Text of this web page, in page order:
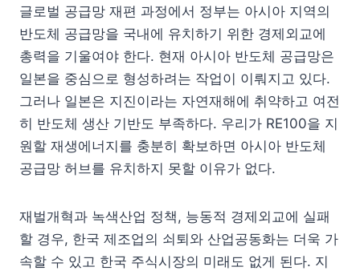
글로벌 공급망 재편 과정에서 정부는 아시아 지역의
반도체 공급망을 국내에 유치하기 위한 경제외교에
총력을 기울여야 한다. 현재 아시아 반도체 공급망은
일본을 중심으로 형성하려는 작업이 이뤄지고 있다.
그러나 일본은 지진이라는 자연재해에 취약하고 여전
히 반도체 생산 기반도 부족하다. 우리가 RE100을 지
원할 재생에너지를 충분히 확보하면 아시아 반도체
공급망 허브를 유치하지 못할 이유가 없다.
재벌개혁과 녹색산업 정책, 능동적 경제외교에 실패
할 경우, 한국 제조업의 쇠퇴와 산업공동화는 더욱 가
속할 수 있고 한국 주식시장의 미래도 없게 된다. 지